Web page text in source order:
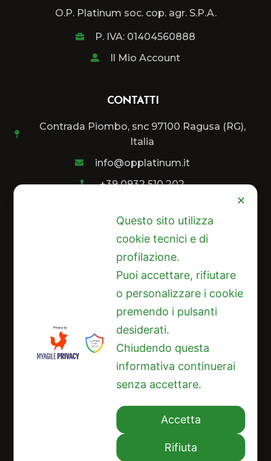
O.P. Platinum soc. cop. agr. S.P.A.
P. IVA: 01404560888
Il Mio Account
CONTATTI
Contrada Piombo, snc 97100 Ragusa (RG),
Italia
info@opplatinum.it
+39 0932 510 202
LINK RAPIDI
L'OP
PRODUZIONI
PASSATA DI POMODORO
SHOP
CONTATTI
✕
Questo sito utilizza
cookie tecnici e di
profilazione.
Puoi accettare, rifiutare
o personalizzare i cookie
premendo i pulsanti
desiderati.
Chiudendo questa
informativa continuerai
senza accettare.
Accetta
Rifiuta